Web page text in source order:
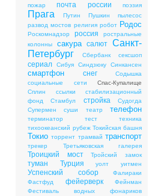
пожар почта россии поэзия
Прага Путин Пушкин
пылесос
развод мостов религия робот Родос
Роскомнадзор россия
ростральные
колонны
сакура салют
Санкт-
Петербург
Сбербанк сексшоп
сериал Сибуя Синдзюку Синкансен
смартфон снег
Содышка
социальные сети
Спас-Купалище
Сплин
ссылки
стабилизационный
фонд
Стамбул стройка
Судогда
Супермен
суши театр телефон
терминатор тест
техника
тихоокеанский рубеж Токийская башня
Токио торрент трамвай транспорт
трекер Третьяковская галерея
Троицкий мост Тройский замок
туман Турция уолт уитмен
Успенский собор
Фалираки
Фастфуд
фейерверк
Фейнман
Фестиваль водных фонариков